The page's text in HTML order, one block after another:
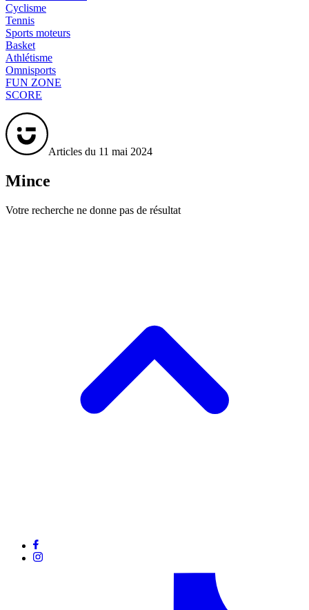
Cyclisme
Tennis
Sports moteurs
Basket
Athlétisme
Omnisports
FUN ZONE
SCORE
Articles du 11 mai 2024
Mince
Votre recherche ne donne pas de résultat